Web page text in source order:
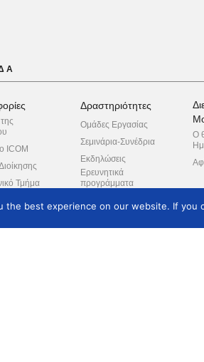
ICOM
Τμήμα
Δραστηριότητες
Ομάδες Εργασίας
Σεμινάρια-Συνέδρια
Εκδηλώσεις
Ερευνητικά
προγράμματα
Ο
the best experience on our website. If